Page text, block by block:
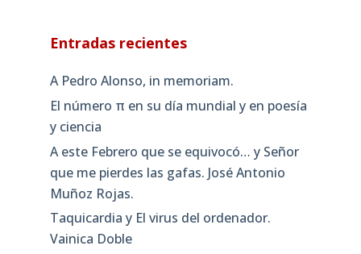
Entradas recientes
A Pedro Alonso, in memoriam.
El número π en su día mundial y en poesía
y ciencia
A este Febrero que se equivocó… y Señor
que me pierdes las gafas. José Antonio
Muñoz Rojas.
Taquicardia y El virus del ordenador.
Vainica Doble